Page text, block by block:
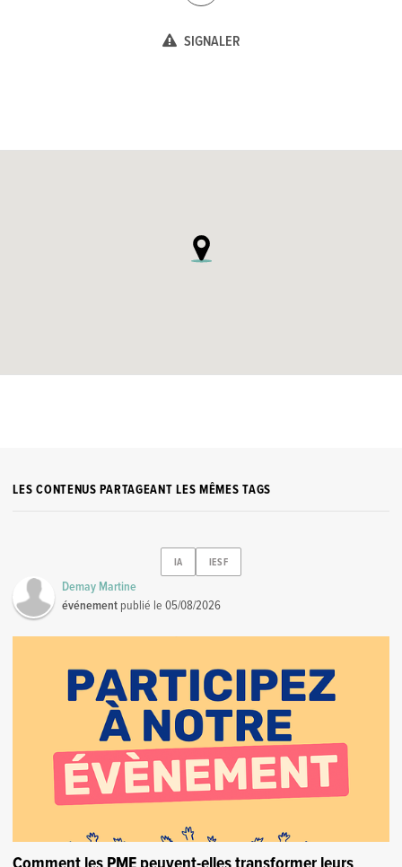
SIGNALER
LES CONTENUS PARTAGEANT LES MÊMES TAGS
IA IESF
Demay Martine
événement publié le05/08/2026